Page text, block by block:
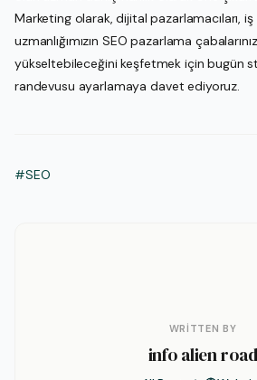
Marketing olarak, dijital pazarlamacıları, iş
uzmanlığımızın SEO pazarlama
yükseltebileceğini keşfetmek için bugün
randevusu ayarlamaya davet ediyoruz.
#SEO
WRITTEN BY
info alien road